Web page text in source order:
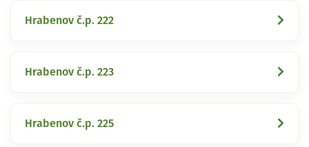
Hrabenov č.p. 222
Hrabenov č.p. 223
Hrabenov č.p. 225